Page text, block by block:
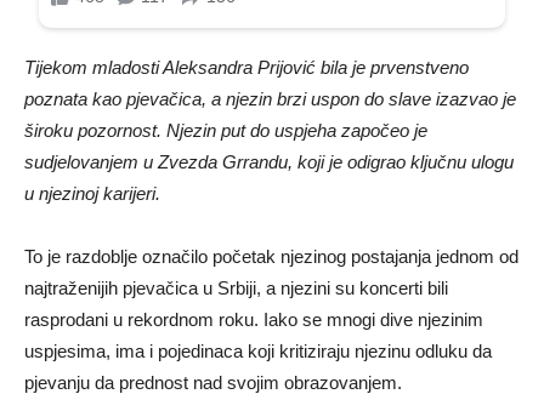
Tijekom mladosti Aleksandra Prijović bila je prvenstveno
poznata kao pjevačica, a njezin brzi uspon do slave izazvao je
široku pozornost. Njezin put do uspjeha započeo je
sudjelovanjem u Zvezda Grrandu, koji je odigrao ključnu ulogu
u njezinoj karijeri.
To je razdoblje označilo početak njezinog postajanja jednom od
najtraženijih pjevačica u Srbiji, a njezini su koncerti bili
rasprodani u rekordnom roku. Iako se mnogi dive njezinim
uspjesima, ima i pojedinaca koji kritiziraju njezinu odluku da
pjevanju da prednost nad svojim obrazovanjem.